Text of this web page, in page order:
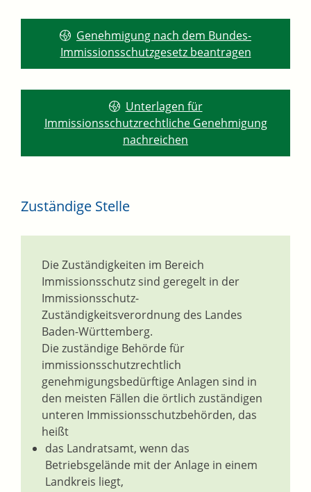
Genehmigung nach dem Bundes-
Immissionsschutzgesetz beantragen
Unterlagen für
Immissionsschutzrechtliche Genehmigung
nachreichen
Zuständige Stelle
Die Zuständigkeiten im Bereich
Immissionsschutz sind geregelt in der
Immissionsschutz-
Zuständigkeitsverordnung des Landes
Baden-Württemberg.
Die zuständige Behörde für
immissionsschutzrechtlich
genehmigungsbedürftige Anlagen sind in
den meisten Fällen die örtlich zuständigen
unteren Immissionsschutzbehörden, das
heißt
das Landratsamt, wenn das
Betriebsgelände mit der Anlage in einem
Landkreis liegt,